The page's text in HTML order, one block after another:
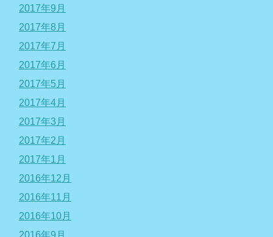
2017年9月
2017年8月
2017年7月
2017年6月
2017年5月
2017年4月
2017年3月
2017年2月
2017年1月
2016年12月
2016年11月
2016年10月
2016年9月